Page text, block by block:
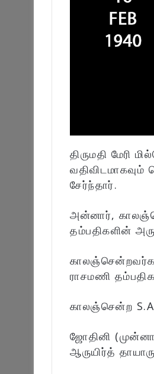
திருமதி மேரி
சேர்ந்தார்.
அன்னார்,
தம்பதிகளின்
ராசமணி
காலஞ்சென்ற S.A
ஜோதினி
ஆருயிர்த்